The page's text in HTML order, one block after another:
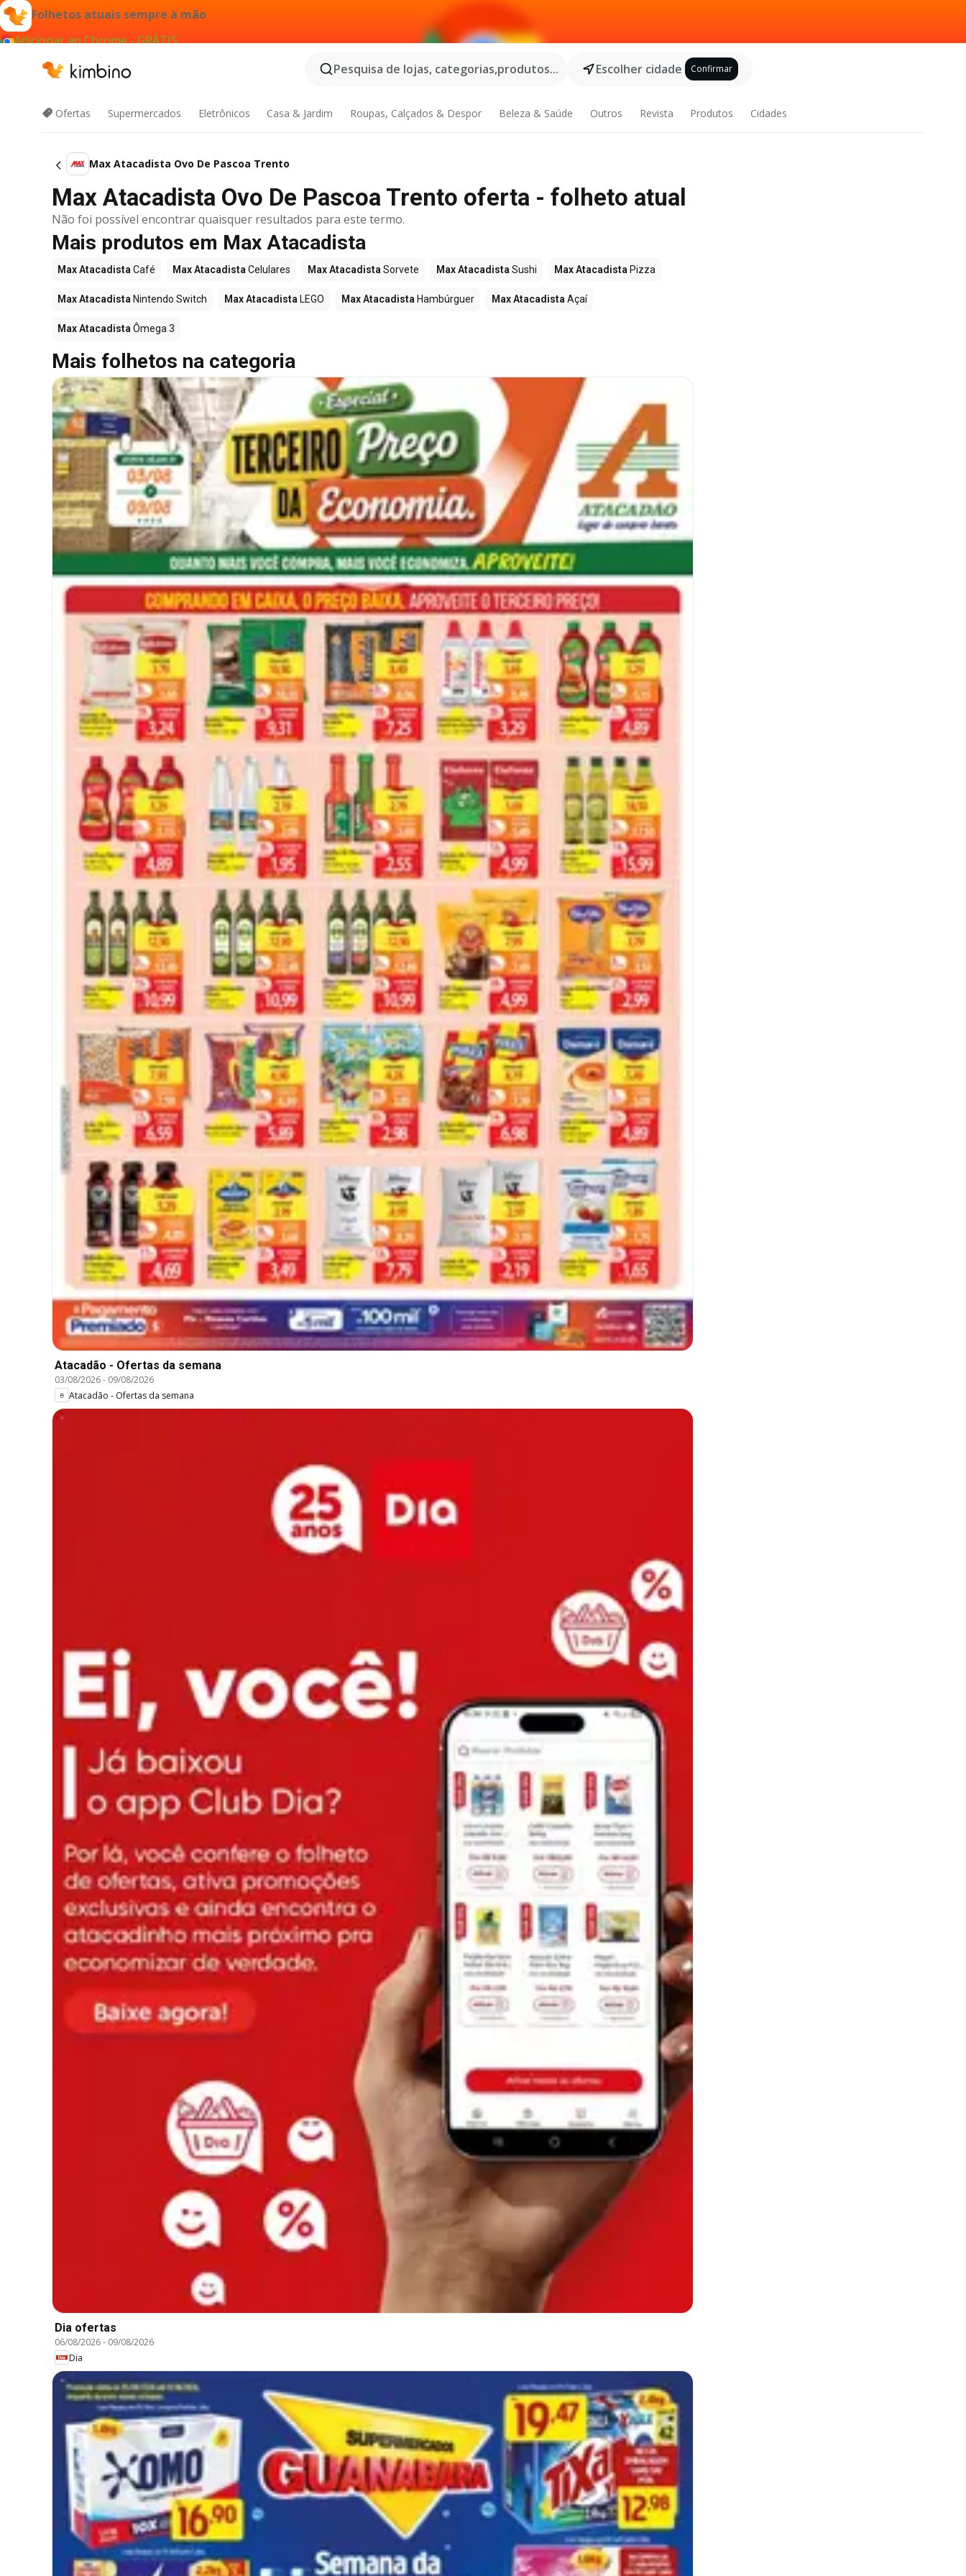
Folhetos atuais sempre à mão
Adicionar ao Chrome - GRÁTIS
Pesquisa de lojas, categorias,produtos...
Escolher cidade Confirmar
Ofertas Supermercados Eletrônicos Casa & Jardim Roupas, Calçados & Despor Beleza & Saúde Outros Revista Produtos Cidades
Max Atacadista Ovo De Pascoa Trento
Max Atacadista Ovo De Pascoa Trento oferta - folheto atual
Não foi possível encontrar quaisquer resultados para este termo.
Mais produtos em Max Atacadista
Max Atacadista Café Max Atacadista Celulares Max Atacadista Sorvete Max Atacadista Sushi Max Atacadista Pizza
Max Atacadista Nintendo Switch Max Atacadista LEGO Max Atacadista Hambúrguer Max Atacadista Açaí
Max Atacadista Ômega 3
Mais folhetos na categoria
Atacadão - Ofertas da semana
03/08/2026- 09/08/2026
Atacadão - Ofertas da semana
Dia ofertas
06/08/2026- 09/08/2026
Dia